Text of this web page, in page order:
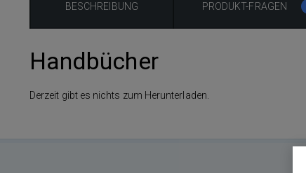
BESCHREIBUNG PRODUKT-FRAGEN
Handbücher
Derzeit gibt es nichts zum Herunterladen.